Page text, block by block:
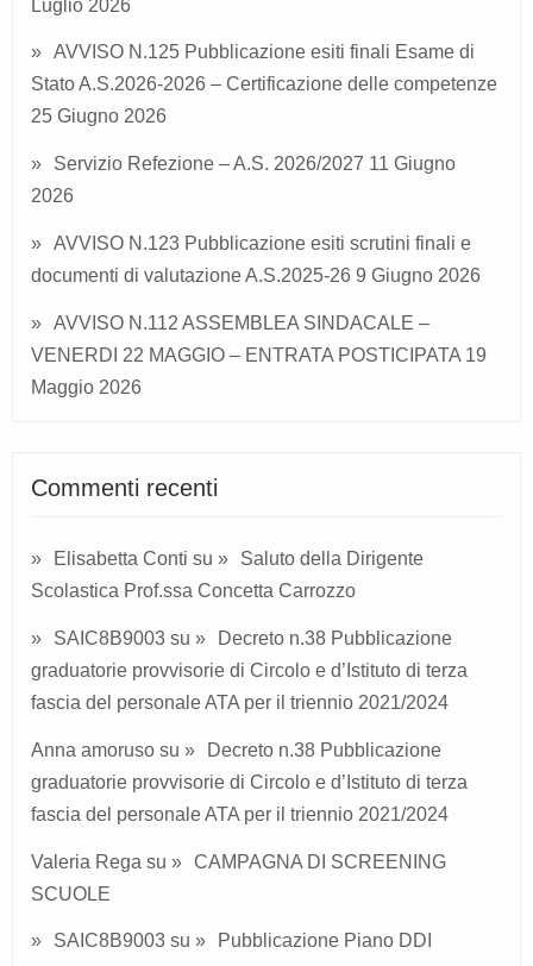
Luglio 2026
AVVISO N.125 Pubblicazione esiti finali Esame di
Stato A.S.2026-2026 – Certificazione delle competenze
25 Giugno 2026
Servizio Refezione – A.S. 2026/2027 11 Giugno
2026
AVVISO N.123 Pubblicazione esiti scrutini finali e
documenti di valutazione A.S.2025-26 9 Giugno 2026
AVVISO N.112 ASSEMBLEA SINDACALE –
VENERDI 22 MAGGIO – ENTRATA POSTICIPATA 19
Maggio 2026
Commenti recenti
Elisabetta Conti su
Saluto della Dirigente
Scolastica Prof.ssa Concetta Carrozzo
SAIC8B9003 su
Decreto n.38 Pubblicazione
graduatorie provvisorie di Circolo e d’Istituto di terza
fascia del personale ATA per il triennio 2021/2024
Anna amoruso su
Decreto n.38 Pubblicazione
graduatorie provvisorie di Circolo e d’Istituto di terza
fascia del personale ATA per il triennio 2021/2024
Valeria Rega su
CAMPAGNA DI SCREENING
SCUOLE
SAIC8B9003 su Pubblicazione Piano DDI